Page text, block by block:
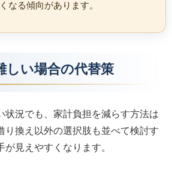
なる傾向があります。
しい場合の代替策
状況でも、家計負担を減らす方法は
り換え以外の選択肢も並べて検討す
が見えやすくなります。